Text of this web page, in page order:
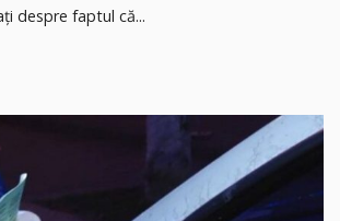
despre faptul că...